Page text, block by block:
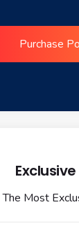
Purchase
The Most